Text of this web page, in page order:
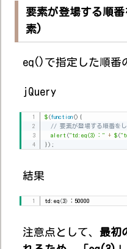
要素が登場する順
素)
eq()で指定した順番
jQuery
$ (function () {
// 要素が登場する順番を
alert ("td:eq(3)：" + $ (
} ) ;
結果
td:eq (3) ：50000
注意点として、 最初